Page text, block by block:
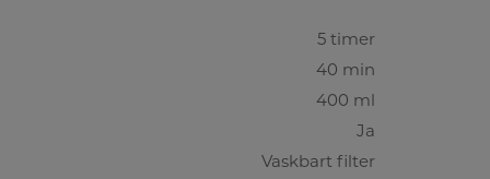
5 timer
40 min
400 ml
Ja
Vaskbart filter